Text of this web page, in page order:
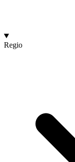
Regio